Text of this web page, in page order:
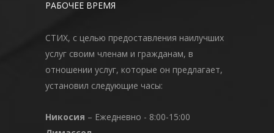
РАБОЧЕЕ ВРЕМЯ
СТИХ, с целью предоставления наилучших
услуг своим членам и гражданам, в
отношении услуг, которые он предлагает,
установил следующие часы:
Никосия – Ежедневно - 8:00-15:00